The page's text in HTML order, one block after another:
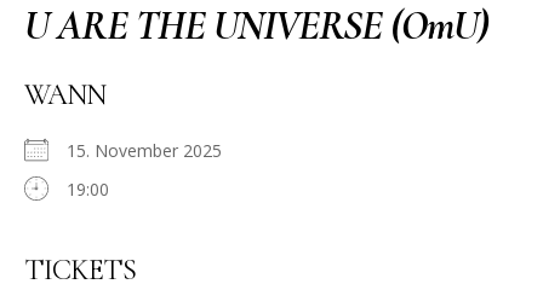
U ARE THE UNIVERSE (OmU)
WANN
15. November 2025
19:00
TICKETS